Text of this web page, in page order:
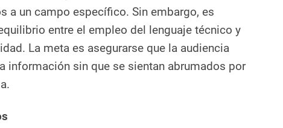
a un campo específico. Sin embargo, es
entre el empleo del lenguaje técnico y
La meta es asegurarse que la audiencia
información sin que se sientan abrumados por